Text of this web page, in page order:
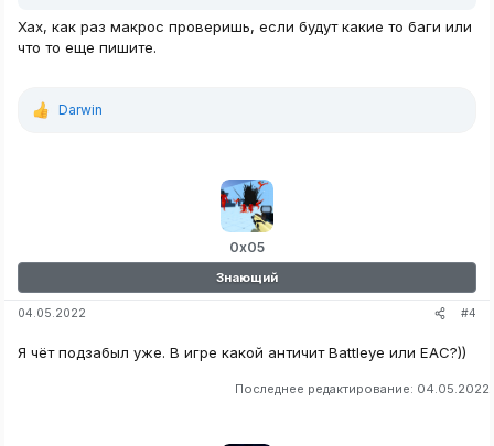
Хах, как раз макрос проверишь, если будут какие то баги или
что то еще пишите.
Р
Darwin
0x05
Знающий
04.05.2022 #4
Я чёт подзабыл уже. В игре какой античит Battleye или EAC?))
Последнее редактирование: 04.05.2022